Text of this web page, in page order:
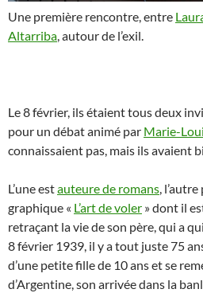
Une première rencontre, entre
Altarriba, autour de l’exil.
Le 8 février, ils étaient tous deux
pour un débat animé par Marie-
connaissaient pas, mais ils avaient
L’une estauteure de romans,
graphique « L’art de voler » dont il
retraçant la vie de son père, qui a
8 février 1939, il y a tout juste 75
d’une petite fille de 10 ans et se
d’Argentine, son arrivée dans la